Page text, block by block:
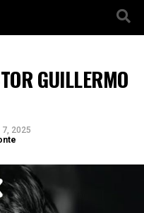
GUILLERMO
7, 2025